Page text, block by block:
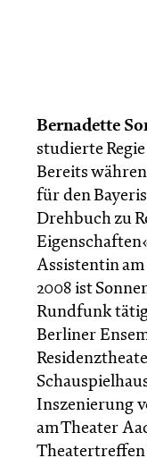
Bernadette
studierte
Bereits
für den
Drehbuch zu
Assistentin am
2008 ist
Rundfunk
Berliner
Inszenierung
am Theater
Theatertreffen